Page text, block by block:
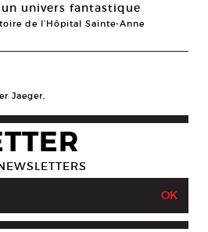
univers fantastique
de l’Hôpital Sainte-Anne
Jaeger,